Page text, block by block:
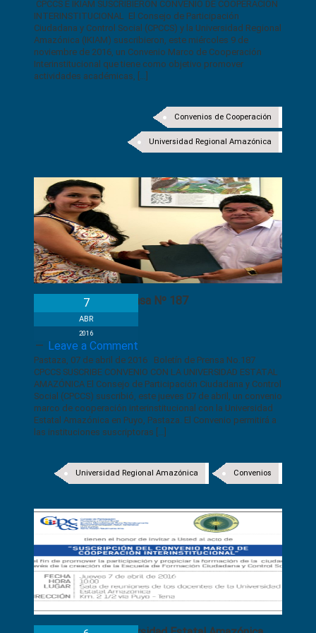
CPCCS E IKIAM SUSCRIBIERON CONVENIO DE COOPERACIÓN
INTERINSTITUCIONAL El Consejo de Participación
Ciudadana y Control Social (CPCCS) y la Universidad Regional
Amazónica (IKIAM) suscribieron, este miércoles 9 de
noviembre de 2016, un Convenio Marco de Cooperación
Interinstitucional que tiene como objetivo promover
actividades académicas, […]
Convenios de Cooperación
Universidad Regional Amazónica
Boletín de Prensa Nº 187
7
ABR
2016
Leave a Comment
Pastaza, 07 de abril de 2016 Boletín de Prensa No.187
CPCCS SUSCRIBE CONVENIO CON LA UNIVERSIDAD ESTATAL
AMAZÓNICA El Consejo de Participación Ciudadana y Control
Social (CPCCS) suscribió, este jueves 07 de abril, un convenio
marco de cooperación interinstitucional con la Universidad
Estatal Amazónica en Puyo, Pastaza. El Convenio permitirá a
las instituciones suscriptoras […]
Convenios
Universidad Regional Amazónica